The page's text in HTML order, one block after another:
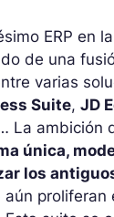
ERP en
de una
varias
Suite, JD
La ambición
única,
los
aún proliferan